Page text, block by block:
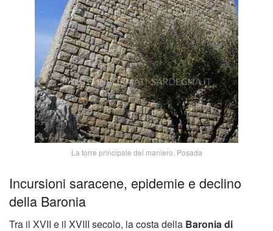
La torre principale del maniero. Posada
Incursioni saracene, epidemie e declino
della Baronia
Tra il XVII e il XVIII secolo, la costa della Baronia di